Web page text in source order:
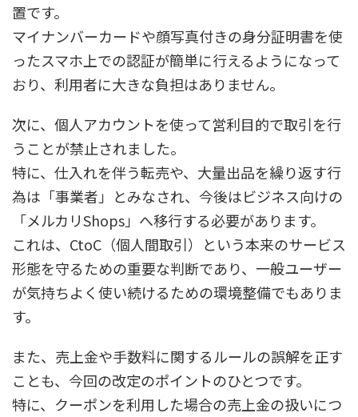
置です。
マイナンバーカードや顔写真付きの身分証明書を使
ったスマホ上での認証が簡単に行えるようになって
おり、利用者に大きな負担はありません。
次に、個人アカウントを使って営利目的で取引を行
うことが禁止されました。
特に、仕入れを伴う転売や、大量出品を繰り返す行
為は「事業者」とみなされ、今後はビジネス向けの
「メルカリShops」へ移行する必要があります。
これは、CtoC（個人間取引）という本来のサービス
形態を守るための重要な判断であり、一般ユーザー
が気持ちよく使い続けるための環境整備でもありま
す。
また、売上金や手数料に関するルールの誤解を正す
ことも、今回の改定のポイントのひとつです。
特に、クーポンを利用した場合の売上金の扱いにつ